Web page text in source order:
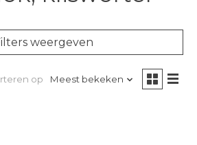
weergeven
op Meest bekeken